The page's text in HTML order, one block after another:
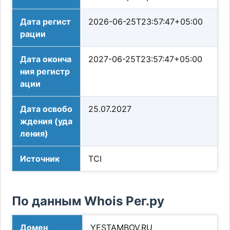
Дата регист
рации
2026-06-25T23:57:47+05:00
Дата оконча
ния регистр
ации
2027-06-25T23:57:47+05:00
Дата освобо
ждения (уда
ления)
25.07.2027
Источник TCI
По данным Whois Рег.ру
Домен YESTAMBOV.RU